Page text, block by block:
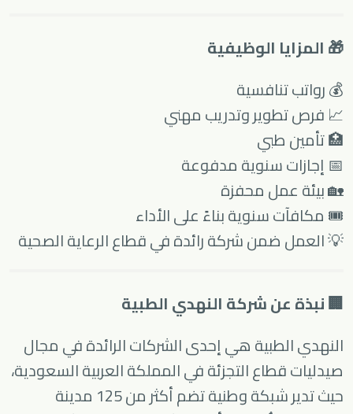
🎁 المزايا الوظيفية
💰 رواتب تنافسية
📈 فرص تطوير وتدريب مهني
🏥 تأمين طبي
📅 إجازات سنوية مدفوعة
🏡 بيئة عمل محفزة
🎟 مكافآت سنوية بناءً على الأداء
💡 العمل ضمن شركة رائدة في قطاع الرعاية الصحية
🏢 نبذة عن شركة النهدي الطبية
النهدي الطبية هي إحدى الشركات الرائدة في مجال
صيدليات قطاع التجزئة في المملكة العربية السعودية،
حيث تدير شبكة وطنية تضم أكثر من 125 مدينة